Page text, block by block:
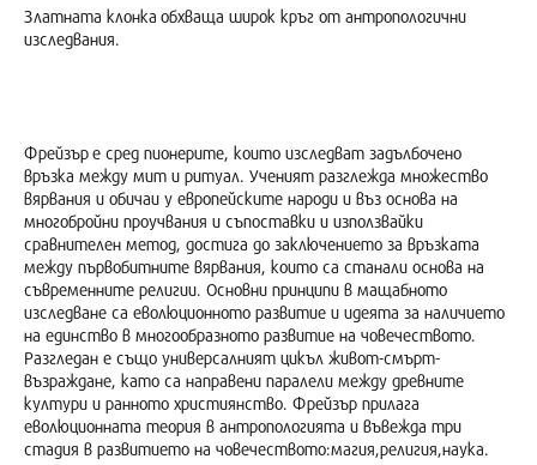
Златната клонка обхваща широк кръг от антропологични
изследвания.
Фрейзър е сред пионерите, които изследват задълбочено
връзка между мит и ритуал. Ученият разглежда множество
вярвания и обичаи у европейските народи и въз основа на
многобройни проучвания и съпоставки и използвайки
сравнителен метод, достига до заключението за връзката
между първобитните вярвания, които са станали основа на
съвременните религии. Основни принципи в мащабното
изследване са еволюционното развитие и идеята за наличието
на единство в многообразното развитие на човечеството.
Разгледан е също универсалният цикъл живот-смърт-
възраждане, като са направени паралели между древните
култури и ранното християнство. Фрейзър прилага
еволюционната теория в антропологията и въвежда три
стадия в развитието на човечеството:магия,религия,наука.